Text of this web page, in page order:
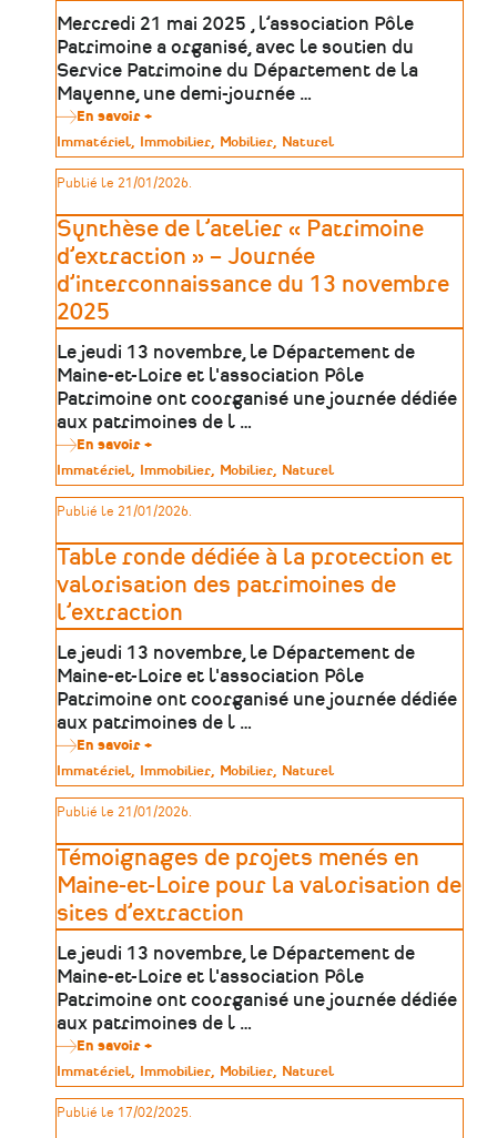
Mercredi 21 mai 2025 , l’association Pôle
Patrimoine a organisé, avec le soutien du
Service Patrimoine du Département de la
Mayenne, une demi-journée …
En savoir +
Synthèse
de
l'atelier
«
et
enjeux
du
patrimoine
mayennais
Type
de
patrimoine
Immatériel Immobilier Mobilier Naturel
Publié le 21/01/2026.
Synthèse de l’atelier « Patrimoine
d’extraction » – Journée
d’interconnaissance du 13 novembre
2025
Le jeudi 13 novembre, le Département de
Maine-et-Loire et l'association Pôle
Patrimoine ont coorganisé une journée dédiée
aux patrimoines de l …
En savoir +
Synthèse
de
l’atelier
«
d’extraction
»
–
Journée
d’interconnaissance
du
novembre
2025
Type
de
patrimoine
Immatériel Immobilier Mobilier Naturel
Publié le 21/01/2026.
Table ronde dédiée à la protection et
valorisation des patrimoines de
l’extraction
Le jeudi 13 novembre, le Département de
Maine-et-Loire et l'association Pôle
Patrimoine ont coorganisé une journée dédiée
aux patrimoines de l …
En savoir +
Table
ronde
dédiée
à
protection
et
valorisation
des
patrimoines
de
l’extraction
Type
de
patrimoine
Immatériel Immobilier Mobilier Naturel
Publié le 21/01/2026.
Témoignages de projets menés en
Maine-et-Loire pour la valorisation de
sites d’extraction
Le jeudi 13 novembre, le Département de
Maine-et-Loire et l'association Pôle
Patrimoine ont coorganisé une journée dédiée
aux patrimoines de l …
En savoir +
Témoignages
de
projets
menés
Type
de
patrimoine
Immatériel Immobilier Mobilier Naturel
Publié le 17/02/2025.